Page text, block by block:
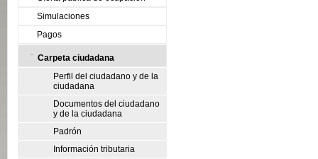
Simulaciones
Pagos
Carpeta ciudadana
Perfil del ciudadano y de la
ciudadana
Documentos del ciudadano
y de la ciudadana
Padrón
Información tributaria